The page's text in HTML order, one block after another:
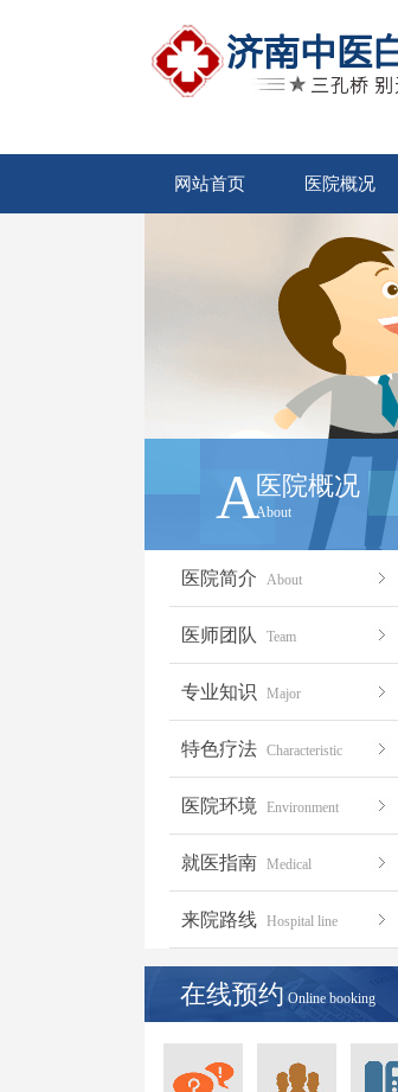
网站首页 医院概况
A医院概况
About
医院简介 About
医师团队 Team
专业知识 Major
特色疗法 Characteristic
医院环境 Environment
就医指南 Medical
来院路线 Hospital line
在线预约 Online booking